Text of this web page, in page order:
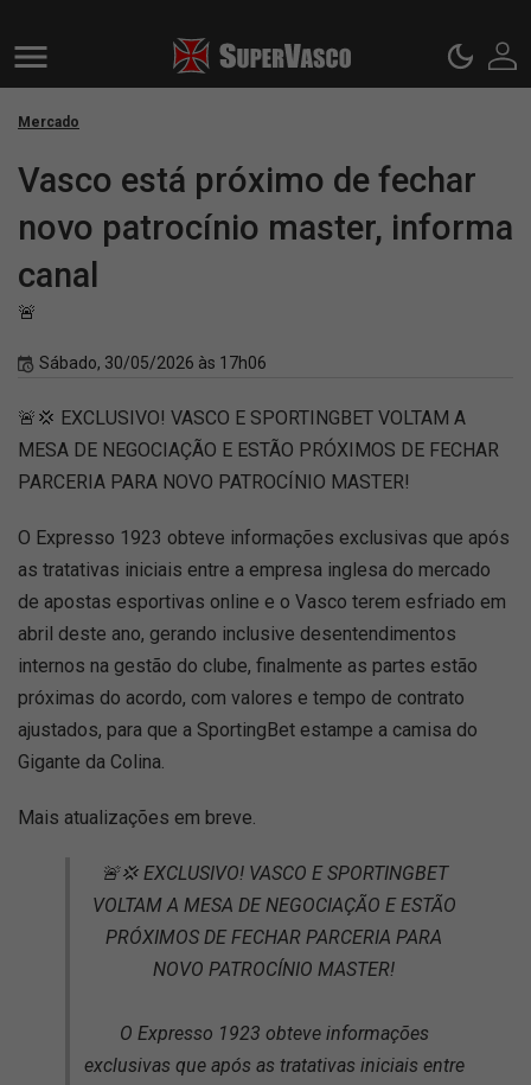
Mercado
Vasco está próximo de fechar
novo patrocínio master, informa
canal
🚨
Sábado, 30/05/2026 às 17h06
🚨💢 EXCLUSIVO! VASCO E SPORTINGBET VOLTAM A
MESA DE NEGOCIAÇÃO E ESTÃO PRÓXIMOS DE FECHAR
PARCERIA PARA NOVO PATROCÍNIO MASTER!
O Expresso 1923 obteve informações exclusivas que após
as tratativas iniciais entre a empresa inglesa do mercado
de apostas esportivas online e o Vasco terem esfriado em
abril deste ano, gerando inclusive desentendimentos
internos na gestão do clube, finalmente as partes estão
próximas do acordo, com valores e tempo de contrato
ajustados, para que a SportingBet estampe a camisa do
Gigante da Colina.
Mais atualizações em breve.
🚨💢 EXCLUSIVO! VASCO E SPORTINGBET
VOLTAM A MESA DE NEGOCIAÇÃO E ESTÃO
PRÓXIMOS DE FECHAR PARCERIA PARA
NOVO PATROCÍNIO MASTER!
O Expresso 1923 obteve informações
exclusivas que após as tratativas iniciais entre